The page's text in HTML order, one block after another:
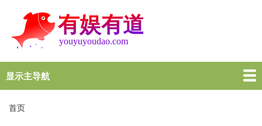
转
到
要
容
Main
navigation
显示主导航
首页
谜语大全
脑筋急转弯
歇后语
十万个为什么
一图一句
名言名句
十万个为什么
首页